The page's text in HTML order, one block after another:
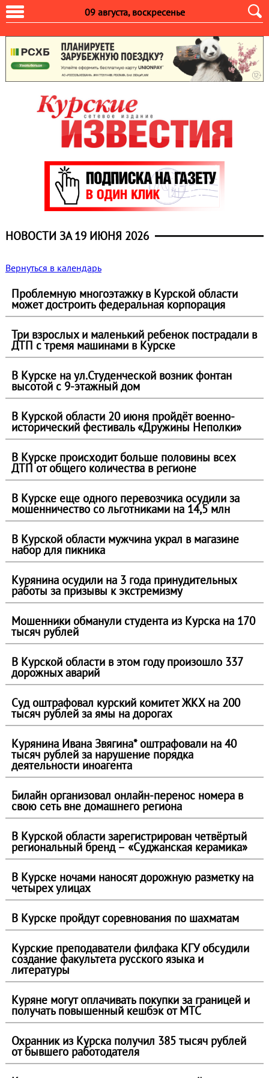
09 августа, воскресенье
НОВОСТИ ЗА 19 ИЮНЯ 2026
Вернуться в календарь
Проблемную многоэтажку в Курской области
может достроить федеральная корпорация
Три взрослых и маленький ребенок пострадали в
ДТП с тремя машинами в Курске
В Курске на ул.Студенческой возник фонтан
высотой с 9-этажный дом
В Курской области 20 июня пройдёт военно-
исторический фестиваль «Дружины Неполки»
В Курске происходит больше половины всех
ДТП от общего количества в регионе
В Курске еще одного перевозчика осудили за
мошенничество со льготниками на 14,5 млн
В Курской области мужчина украл в магазине
набор для пикника
Курянина осудили на 3 года принудительных
работы за призывы к экстремизму
Мошенники обманули студента из Курска на 170
тысяч рублей
В Курской области в этом году произошло 337
дорожных аварий
Суд оштрафовал курский комитет ЖКХ на 200
тысяч рублей за ямы на дорогах
Курянина Ивана Звягина* оштрафовали на 40
тысяч рублей за нарушение порядка
деятельности иноагента
Билайн организовал онлайн-перенос номера в
свою сеть вне домашнего региона
​В Курской области зарегистрирован четвёртый
региональный бренд – «Суджанская керамика»
В Курске ночами наносят дорожную разметку на
четырех улицах
В Курске пройдут соревнования по шахматам
Курские преподаватели филфака КГУ обсудили
создание факультета русского языка и
литературы
Куряне могут оплачивать покупки за границей и
получать повышенный кешбэк от МТС
Охранник из Курска получил 385 тысяч рублей
от бывшего работодателя